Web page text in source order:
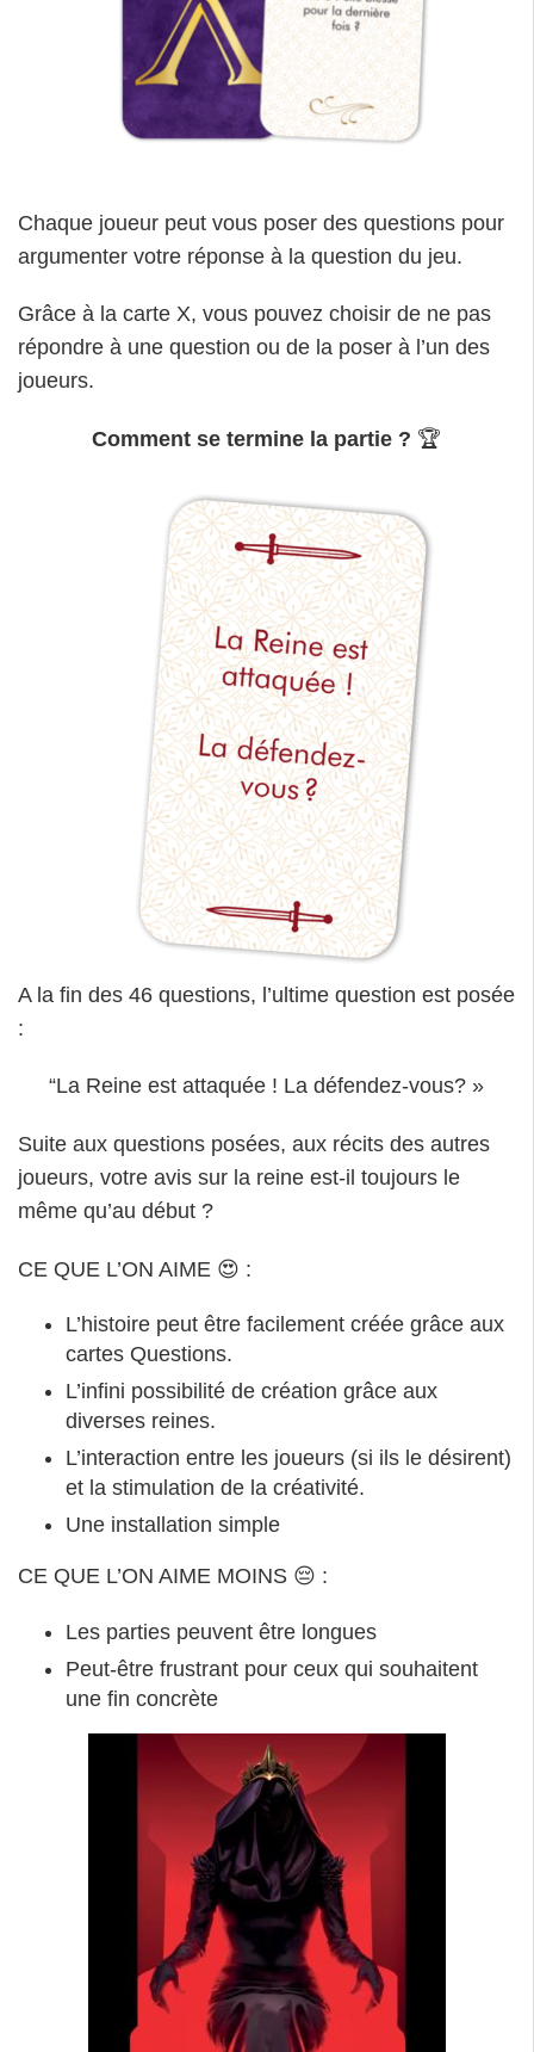
Chaque joueur peut vous poser des questions pour
argumenter votre réponse à la question du jeu.
Grâce à la carte X, vous pouvez choisir de ne pas
répondre à une question ou de la poser à l’un des
joueurs.
Comment se termine la partie ? 🏆
A la fin des 46 questions, l’ultime question est posée
:
“La Reine est attaquée ! La défendez-vous? »
Suite aux questions posées, aux récits des autres
joueurs, votre avis sur la reine est-il toujours le
même qu’au début ?
CE QUE L’ON AIME 😍 :
L’histoire peut être facilement créée grâce aux
cartes Questions.
L’infini possibilité de création grâce aux
diverses reines.
L’interaction entre les joueurs (si ils le désirent)
et la stimulation de la créativité.
Une installation simple
CE QUE L’ON AIME MOINS 😔 :
Les parties peuvent être longues
Peut-être frustrant pour ceux qui souhaitent
une fin concrète